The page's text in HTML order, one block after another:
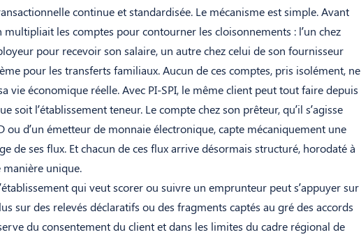
continue et standardisée. Le mécanisme est simple. Avant
multipliait les comptes pour contourner les cloisonnements : l’un chez
pour recevoir son salaire, un autre chez celui de son fournisseur
pour les transferts familiaux. Aucun de ces comptes, pris isolément, ne
vie économique réelle. Avec PI-SPI, le même client peut tout faire depuis
soit l’établissement teneur. Le compte chez son prêteur, qu’il s’agisse
ou d’un émetteur de monnaie électronique, capte mécaniquement une
de ses flux. Et chacun de ces flux arrive désormais structuré, horodaté à
manière unique.
qui veut scorer ou suivre un emprunteur peut s’appuyer sur
sur des relevés déclaratifs ou des fragments captés au gré des accords
du consentement du client et dans les limites du cadre régional de